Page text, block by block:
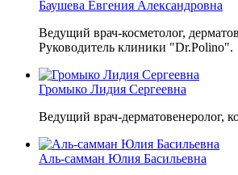
Баушева Евгения Александровна
Ведущий врач-косметолог,
Руководитель клиники "Dr.Polino".
Громыко Лидия Сергеевна
Ведущий врач-дерматовенеролог,
Аль-самман Юлия Басильевна